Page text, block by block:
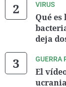
VIRUS
Qué
deja
GUERRA
El